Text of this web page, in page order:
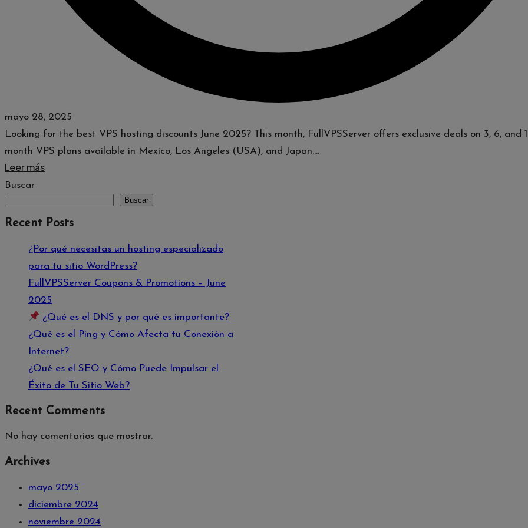
mayo 28, 2025
Looking for the best VPS hosting discounts June 2025? This month, FullVPSServer offers exclusive deals on 3, 6, and
month VPS plans available in Mexico, Los Angeles (USA), and Japan.…
Leer más
Buscar
Buscar
Recent Posts
¿Por qué necesitas un hosting especializado
para tu sitio WordPress?
FullVPSServer Coupons & Promotions – June
2025
¿Qué es el DNS y por qué es importante?
¿Qué es el Ping y Cómo Afecta tu Conexión a
Internet?
¿Qué es el SEO y Cómo Puede Impulsar el
Éxito de Tu Sitio Web?
Recent Comments
No hay comentarios que mostrar.
Archives
mayo 2025
diciembre 2024
noviembre 2024